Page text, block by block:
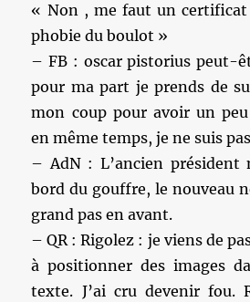
« Non , me faut un
phobie du boulot »
– FB : oscar pistorius peut-
pour ma part je prends de
mon coup pour avoir un
en même temps, je ne suis
– AdN : L’ancien président
bord du gouffre, le nouveau
grand pas en avant.
– QR : Rigolez : je viens de
à positionner des images
texte. J’ai cru devenir fou.